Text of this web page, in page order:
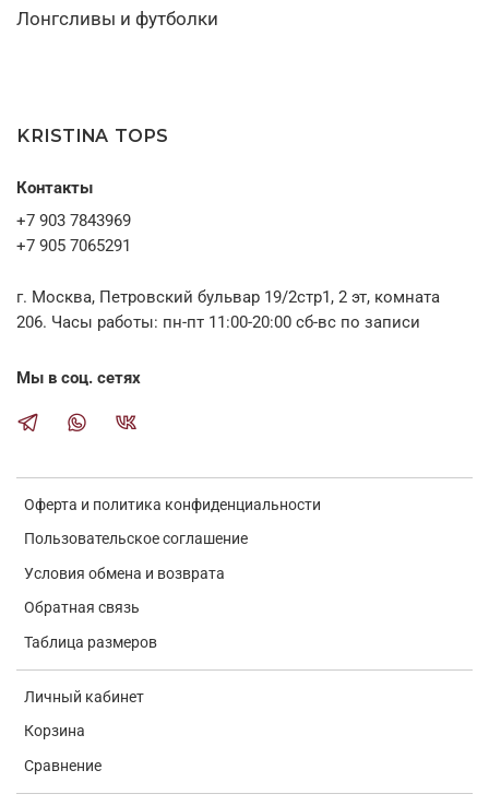
Лонгсливы и футболки
KRISTINA TOPS
Оферта и политика конфиденциальности
Пользовательское соглашение
Условия обмена и возврата
Обратная связь
Таблица размеров
Личный кабинет
Корзина
Сравнение
Контакты
+7 903 7843969
+7 905 7065291
г. Москва, Петровский бульвар 19/2стр1, 2 эт, комната
206. Часы работы: пн-пт 11:00-20:00 сб-вс по записи
Мы в соц. сетях